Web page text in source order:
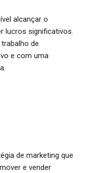
alcançar o
lucros significativos.
de
e com uma
de marketing que
e vender